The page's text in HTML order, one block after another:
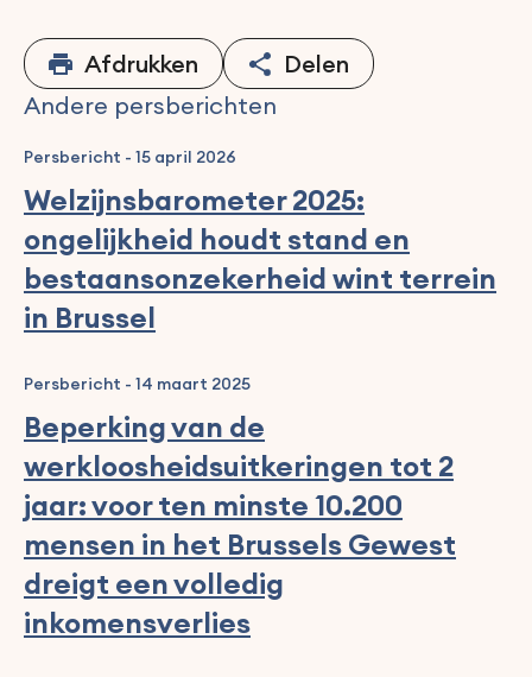
Afdrukken
Delen
Andere persberichten
Persbericht - 15 april 2026
Welzijnsbarometer 2025:
ongelijkheid houdt stand en
bestaansonzekerheid wint terrein
in Brussel
Persbericht - 14 maart 2025
Beperking van de
werkloosheidsuitkeringen tot 2
jaar: voor ten minste 10.200
mensen in het Brussels Gewest
dreigt een volledig
inkomensverlies